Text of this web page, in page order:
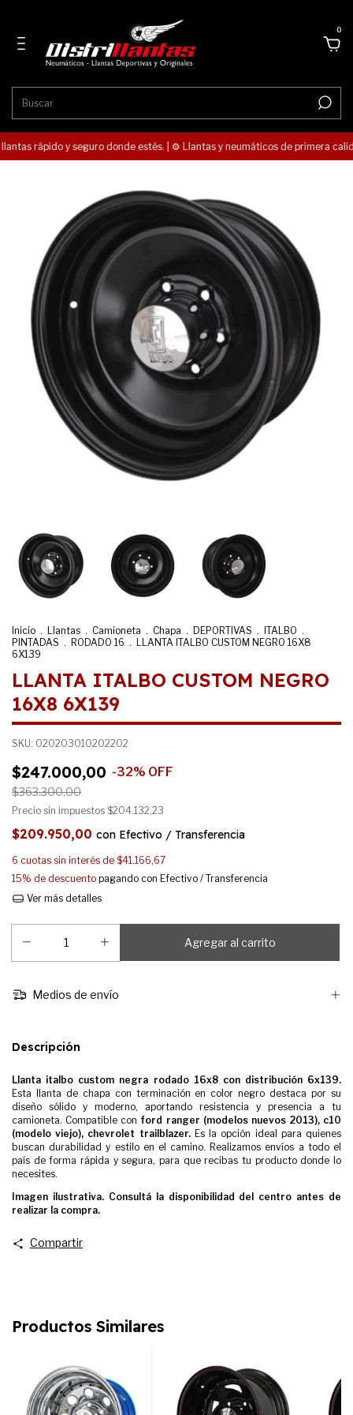
0
rápido y seguro donde estés. | ⚙️ Llantas y neumáticos de primera
Inicio . Llantas . Camioneta . Chapa . DEPORTIVAS . ITALBO .
PINTADAS . RODADO 16 . LLANTA ITALBO CUSTOM NEGRO 16X8
6X139
LLANTA ITALBO CUSTOM NEGRO
16X8 6X139
SKU: 020203010202202
$247.000,00 -32% OFF
$363.300,00
Precio sin impuestos $204.132,23
$209.950,00 con Efectivo / Transferencia
6 cuotas sin interés de $41.166,67
15% de descuento pagando con Efectivo / Transferencia
Ver más detalles
Medios de envío
Descripción
Llanta italbo custom negra rodado 16x8 con distribución 6x139.
Esta llanta de chapa con terminación en color negro destaca por su
diseño sólido y moderno, aportando resistencia y presencia a tu
camioneta. Compatible con ford ranger (modelos nuevos 2013), c10
(modelo viejo), chevrolet trailblazer. Es la opción ideal para quienes
buscan durabilidad y estilo en el camino. Realizamos envíos a todo el
país de forma rápida y segura, para que recibas tu producto donde lo
necesites.
Imagen ilustrativa. Consultá la disponibilidad del centro antes de
realizar la compra.
Compartir
Productos Similares